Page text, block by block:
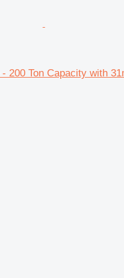
200 Ton Capacity with